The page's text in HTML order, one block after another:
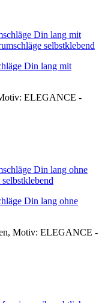
Din lang mit
ELEGANCE -
Din lang ohne
Motiv: ELEGANCE -